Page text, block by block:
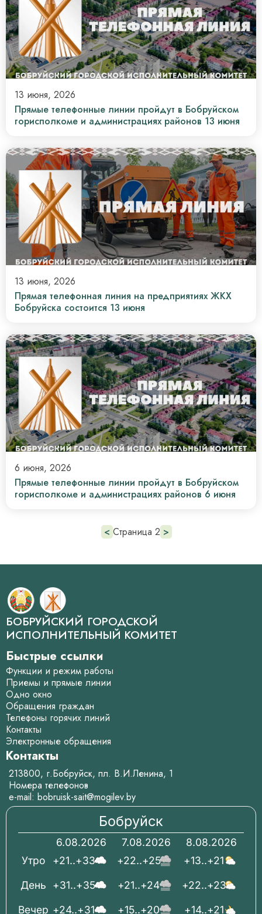
13 июня, 2026
Прямые телефонные линии пройдут в Бобруйском
горисполкоме и администрациях районов 13 июня
13 июня, 2026
Прямая телефонная линия на предприятиях ЖКХ
Бобруйска состоится 13 июня
6 июня, 2026
Прямые телефонные линии пройдут в Бобруйском
горисполкоме и администрациях районов 6 июня
Предыдущая
< Страница 2 Следующая
>
БОБРУЙСКИЙ ГОРОДСКОЙ
ИСПОЛНИТЕЛЬНЫЙ КОМИТЕТ
Быстрые ссылки
Функции и режим работы
Приемы и прямые линии
Одно окно
Обращения граждан
Телефоны горячих линий
Контакты
Электронные обращения
Контакты
213800, г.Бобруйск, пл. В.И.Ленина, 1
Номера телефонов
e-mail: bobruisk-sait@mogilev.by
Бобруйск
6.08.2026
+21..+33
+31..+35
+24..+31
7.08.2026
+22..+25
+21..+24
+15..+20
8.08.2026
+13..+21
+22..+23
+14..+21
Вечер
День
Утро